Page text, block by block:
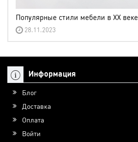
Популярные стили мебели в XX веке
28.11.2023
Информация
Блог
Доставка
Оплата
Войти